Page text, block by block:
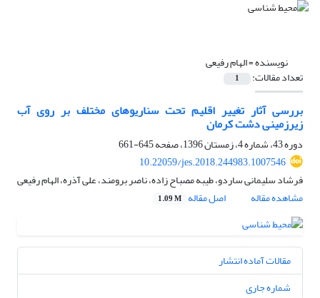
نویسنده =الهام رفیعی
تعداد مقالات: 1
بررسی آثار تغییر اقلیم تحت سناریوهای مختلف بر روی آب
زیرزمینی دشت کرمان
دوره 43، شماره 4، زمستان 1396، صفحه
645-661
10.22059/jes.2018.244983.1007546
فرشاد سلیمانی ساردو، طیبه مصباح زاده، ناصر برومند، علی آذره، الهام رفیعی
مشاهده مقاله
اصل مقاله 1.09 M
مقالات آماده انتشار
شماره جاری